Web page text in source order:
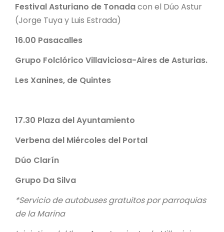
Festival Asturiano de Tonadacon el Dúo Astur
(Jorge Tuya y Luis Estrada)
16.00 Pasacalles
Grupo Folclórico Villaviciosa-Aires de Asturias.
Les Xanines, de Quintes
17.30 Plaza del Ayuntamiento
Verbena del Miércoles del Portal
Dúo Clarín
Grupo Da Silva
*Servicio de autobuses gratuitos por parroquias
de la Marina